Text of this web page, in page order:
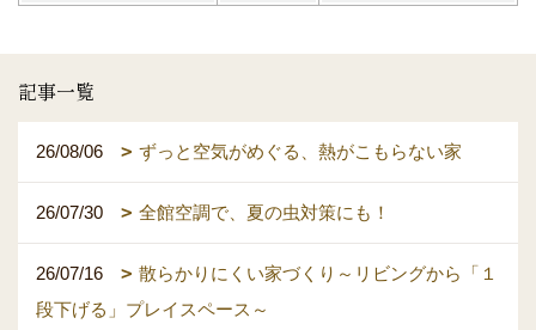
記事一覧
26/08/06 ずっと空気がめぐる、熱がこもらない家
26/07/30 全館空調で、夏の虫対策にも！
26/07/16
散らかりにくい家づくり～リビングから「１
段下げる」プレイスペース～